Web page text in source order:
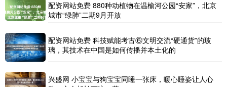
配资网站免费 880种动植物在温榆河公园“安家”，北京
城市“绿肺”二期9月开放
配资网站免费 科技赋能考古⑥文明交流“硬通货”的玻
璃，其技术在中国是如何传播并本土化的
兴盛网 小宝宝与狗宝宝同睡一张床，暖心睡姿让人心